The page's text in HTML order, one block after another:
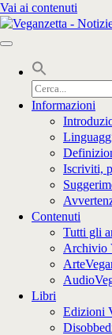
Vai ai contenuti
Cerca
per:
Informazioni
Iscriviti,
Contenuti
Tutti gli
Archivio
Libri
Edizioni